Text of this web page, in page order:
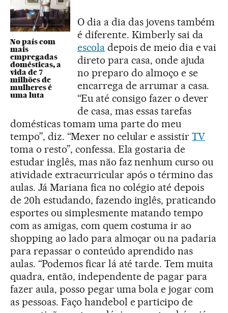
No país com
mais
empregadas
domésticas, a
vida de 7
milhões de
mulheres é
uma luta
O dia a dia das jovens também
é diferente. Kimberly sai da
escoladepois de meio dia e vai
direto para casa, onde ajuda
no preparo do almoço e se
encarrega de arrumar a casa.
“Eu até consigo fazer o dever
de casa, mas essas tarefas
domésticas tomam uma parte do meu
tempo”, diz. “Mexer no celular e assistirTV
toma o resto”, confessa. Ela gostaria de
estudar inglês, mas não faz nenhum curso ou
atividade extracurricular após o término das
aulas. Já Mariana fica no colégio até depois
de 20h estudando, fazendo inglês, praticando
esportes ou simplesmente matando tempo
com as amigas, com quem costuma ir ao
shopping ao lado para almoçar ou na padaria
para repassar o conteúdo aprendido nas
aulas. “Podemos ficar lá até tarde. Tem muita
quadra, então, independente de pagar para
fazer aula, posso pegar uma bola e jogar com
as pessoas. Faço handebol e participo de